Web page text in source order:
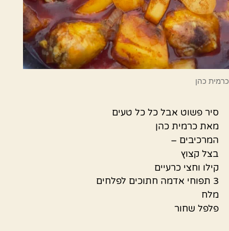
כרמית כהן
סיר פשוט אבל כל כל טעים
מאת כרמית כהן
המרכיבים –
בצל קצוץ
קילו וחצי כרעיים
3 תפוחי אדמה חתוכים לפלחים
מלח
פלפל שחור